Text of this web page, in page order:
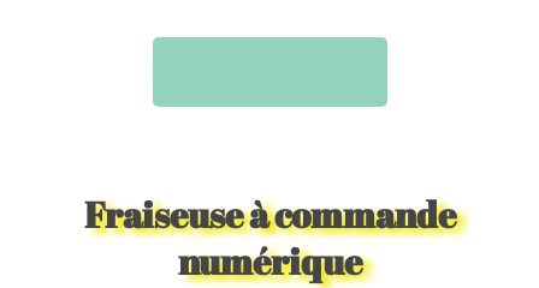
Fraiseuse à commande
numérique